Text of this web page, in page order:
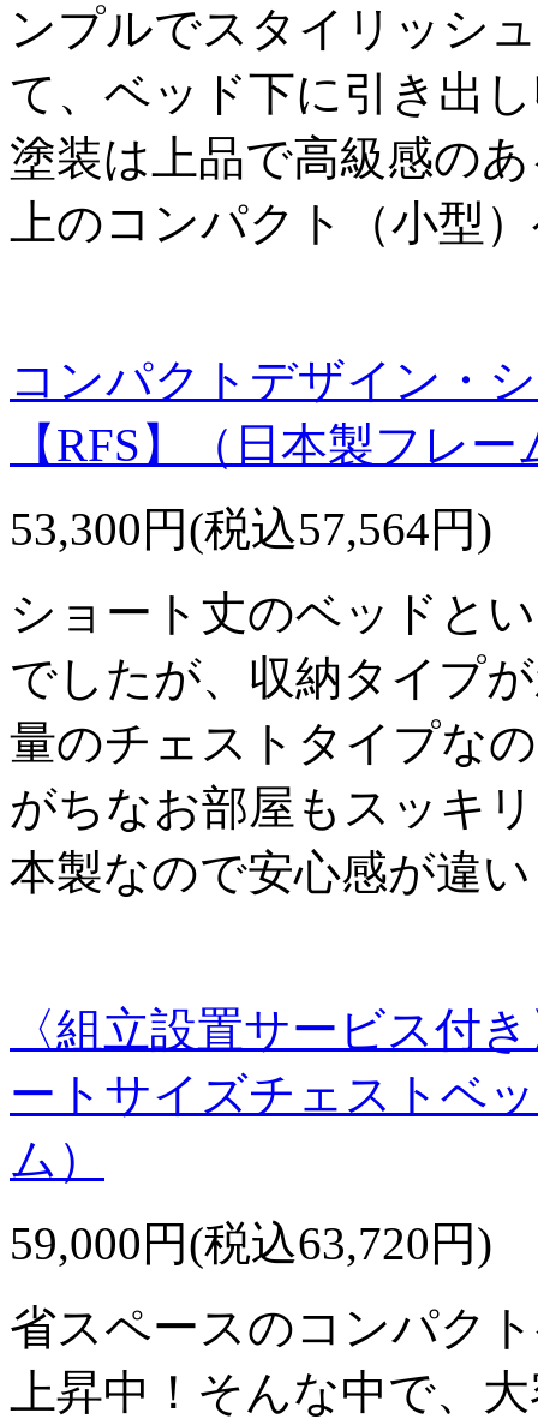
ンプルでスタイリッシ
て、ベッド下に引き出
塗装は上品で高級感の
上のコンパクト（小型
コンパクトデザイン・
【RFS】（日本製フレー
53,300円(税込57,564円)
ショート丈のベッドと
でしたが、収納タイプ
量のチェストタイプな
がちなお部屋もスッキ
本製なので安心感が違
〈組立設置サービス付
ートサイズチェストベ
ム）
59,000円(税込63,720円)
省スペースのコンパク
上昇中！そんな中で、